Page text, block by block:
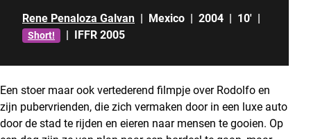
Rene Penaloza Galvan Mexico 2004 10'
Short! IFFR 2005
Een stoer maar ook vertederend filmpje over Rodolfo en
zijn pubervrienden, die zich vermaken door in een luxe auto
door de stad te rijden en eieren naar mensen te gooien. Op